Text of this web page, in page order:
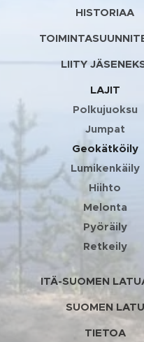
HISTORIAA
LIITY
LAJIT
Polkujuoksu
Jumpat
Geokätköily
Lumikenkäily
Hiihto
Melonta
Pyöräily
Retkeily
ITÄ-SUOMEN
SUOMEN LATU
TIETOA